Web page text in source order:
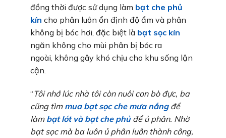
đồng thời được sử dụng làm bạt che phủ
kín cho phân luôn ổn định độ ẩm và phân
không bị bóc hơi, đặc biệt là bạt sọc kín
ngăn không cho mùi phân bị bóc ra
ngoài, không gây khó chịu cho khu sống lận
cận.
“Tôi nhớ lúc nhà tôi còn nuôi con bò đực, ba
cũng tìm mua bạt sọc che mưa nắngđể
làm bạt lót và bạt che phủ để ủ phân. Nhờ
bạt sọc mà ba luôn ủ phân luôn thành công,